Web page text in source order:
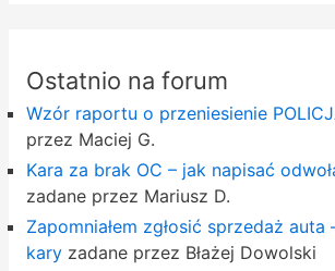
Ostatnio na forum
Wzór raportu o przeniesienie
przez Maciej G.
Kara za brak OC – jak napisać
zadane przez Mariusz D.
Zapomniałem zgłosić sprzedaż auta
karyzadane przez Błażej Dowolski